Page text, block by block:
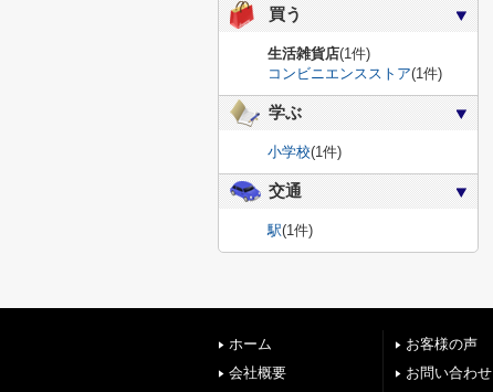
買う
生活雑貨店(1件)
コンビニエンスストア(1件)
学ぶ
小学校(1件)
交通
駅(1件)
ホーム
会社概要
お客様の声
お問い合わせ